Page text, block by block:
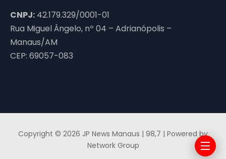
CNPJ: 42.179.329/0001-01
Rua Miguel Ângelo, nº 04 – Adrianópolis –
Manaus/AM
CEP: 69057-083
Copyright © 2026 JP News Manaus | 98,7 | Powered by
Network Group